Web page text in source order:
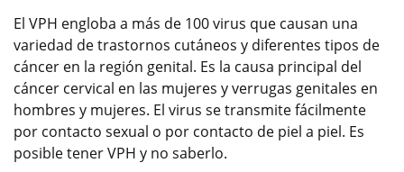
El VPH engloba a más de 100 virus que causan una
variedad de trastornos cutáneos y diferentes tipos de
cáncer en la región genital. Es la causa principal del
cáncer cervical en las mujeres y verrugas genitales en
hombres y mujeres. El virus se transmite fácilmente
por contacto sexual o por contacto de piel a piel. Es
posible tener VPH y no saberlo.